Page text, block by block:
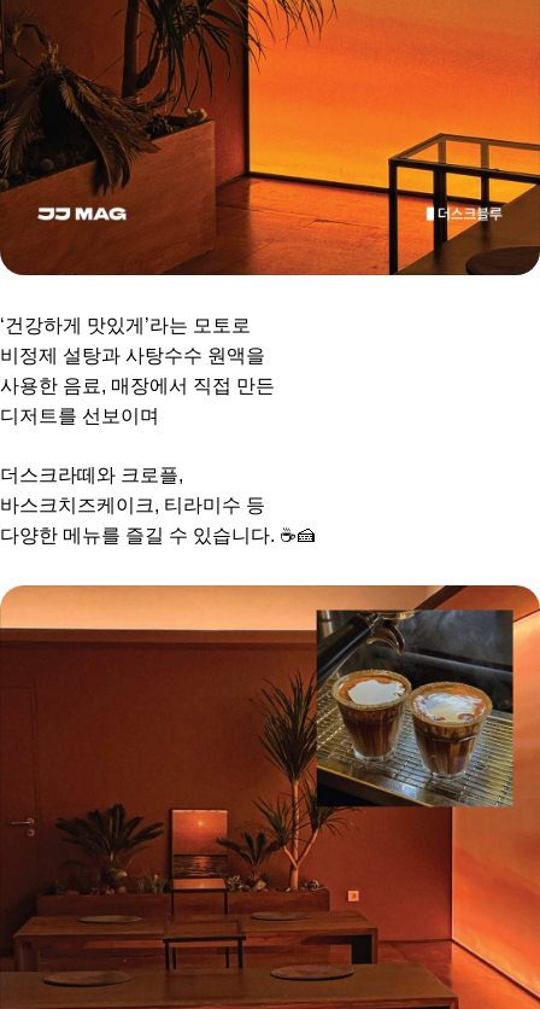
‘건강하게 맛있게’라는 모토로
비정제 설탕과 사탕수수 원액을
사용한 음료, 매장에서 직접 만든
디저트를 선보이며
더스크라떼와 크로플,
바스크치즈케이크, 티라미수 등
다양한 메뉴를 즐길 수 있습니다. ☕️🍰